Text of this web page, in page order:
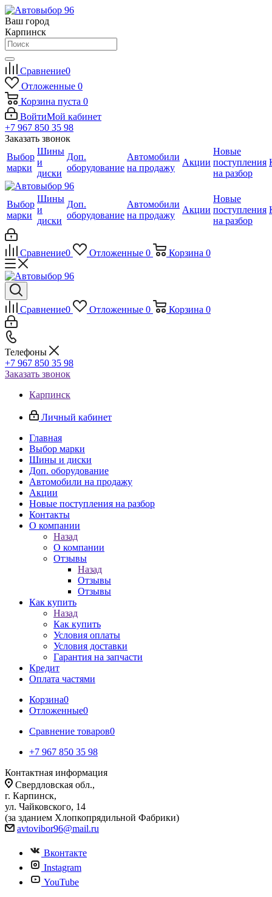
Ваш город
Карпинск
Сравнение0
Отложенные 0
Корзина пуста 0
ВойтиМой кабинет
+7 967 850 35 98
Заказать звонок
Выбор
марки
Шины
и
диски
Доп.
оборудование
Автомобили
на продажу
Акции
Новые
поступления
на разбор
Выбор
марки
Шины
и
диски
Доп.
оборудование
Автомобили
на продажу
Акции
Новые
поступления
на разбор
Сравнение0 Отложенные 0 Корзина 0
Сравнение0 Отложенные 0 Корзина 0
Телефоны
+7 967 850 35 98
Заказать звонок
Карпинск
Личный кабинет
Главная
Выбор марки
Шины и диски
Доп. оборудование
Автомобили на продажу
Акции
Новые поступления на разбор
Контакты
О компании
Назад
О компании
Отзывы
Назад
Отзывы
Отзывы
Как купить
Назад
Как купить
Условия оплаты
Условия доставки
Гарантия на запчасти
Кредит
Оплата частями
Корзина0
Отложенные0
Сравнение товаров0
+7 967 850 35 98
Контактная информация
Свердловская обл.,
г. Карпинск,
ул. Чайковского, 14
(за зданием Хлопкопрядильной Фабрики)
avtovibor96@mail.ru
Вконтакте
Instagram
YouTube